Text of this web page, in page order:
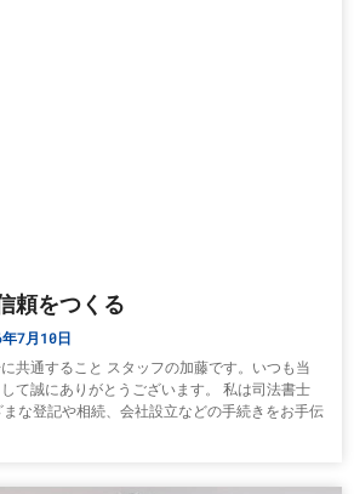
頼をつくる
7月10日
共通すること スタッフの加藤です。いつも当
て誠にありがとうございます。 私は司法書士
な登記や相続、会社設立などの手続きをお手伝